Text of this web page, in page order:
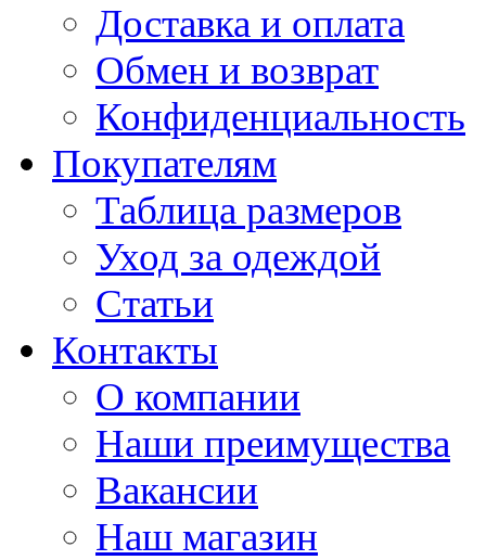
Доставка и оплата
Обмен и возврат
Конфиденциальность
Покупателям
Таблица размеров
Уход за одеждой
Статьи
Контакты
О компании
Наши преимущества
Вакансии
Наш магазин